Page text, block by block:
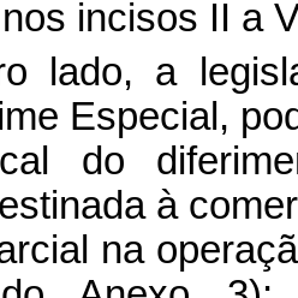
incisos II a
lado, a
Especial,
do
à
na